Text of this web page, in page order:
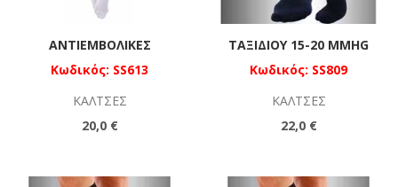
ΑΝΤΙΕΜΒΟΛΙΚΈΣ
Κωδικός: SS613
ΚΆΛΤΣΕΣ
20,0 €
ΤΑΞΙΔΊΟΥ 15-20 MMHG
Κωδικός: SS809
ΚΆΛΤΣΕΣ
22,0 €